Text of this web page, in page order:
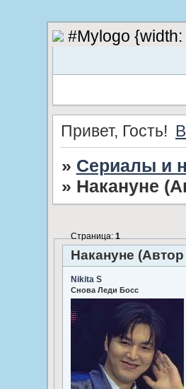
#Mylogo {width:
Привет, Гость!
» Сериалы и
» Накануне
Накануне
Страница:1
Nikita S
Снова Леди Босс